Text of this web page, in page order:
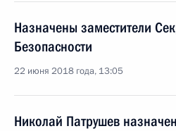
Назначены заместители
Безопасности
22 июня 2018 года, 13:05
Николай Патрушев